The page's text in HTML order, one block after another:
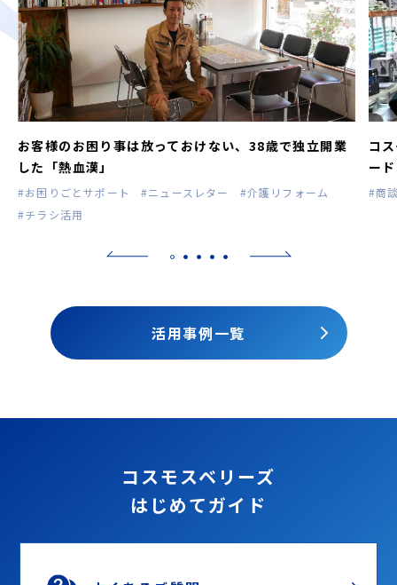
お客様のお困り事は放っておけない、38歳で独立開業
した「熱血漢」
#お困りごとサポート #ニュースレター
#介護リフォーム
#チラシ活用
コ
ー
#商
活用事例一覧
コスモスベリーズ
はじめてガイド